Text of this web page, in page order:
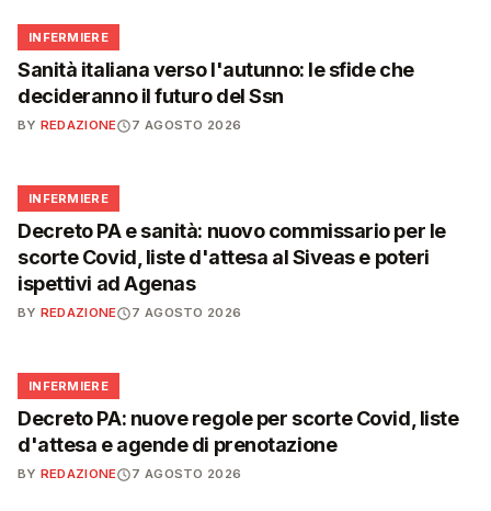
🩺
INFERMIERE
Sanità italiana verso l'autunno: le sfide che
decideranno il futuro del Ssn
BY REDAZIONE 7 AGOSTO 2026
🩺
INFERMIERE
Decreto PA e sanità: nuovo commissario per le
scorte Covid, liste d'attesa al Siveas e poteri
ispettivi ad Agenas
BY REDAZIONE 7 AGOSTO 2026
🩺
INFERMIERE
Decreto PA: nuove regole per scorte Covid, liste
d'attesa e agende di prenotazione
BY REDAZIONE 7 AGOSTO 2026